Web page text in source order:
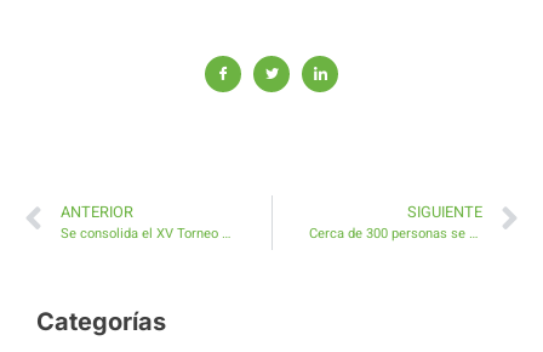
ANTERIOR
Se consolida el XV Torneo de Navidad de Bádminton
SIGUIENTE
Cerca de 300 personas se dan cita en la Gala del Deporte Navidad 2015
Categorías